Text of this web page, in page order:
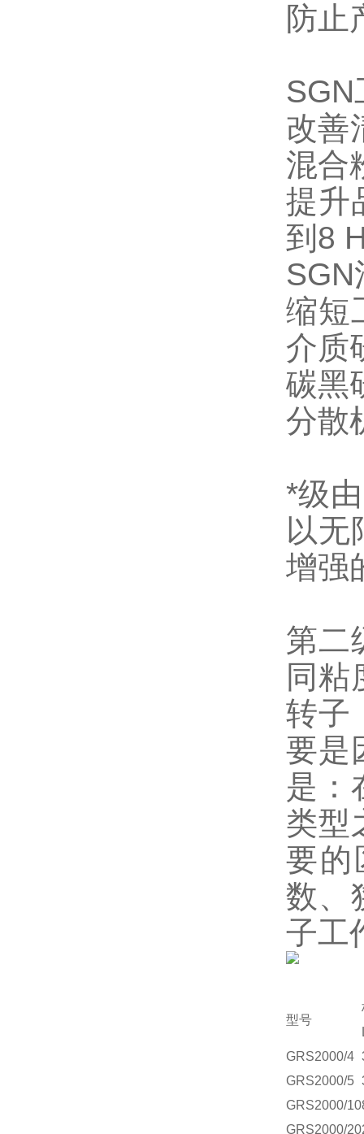
防止
SGN
改善
混合
提升
到8
SGN
缩短
介质
碳黑
分散
*级
以无
增强
第二
同粘
转子
要是
是：
类型
要的
数、
子工
型号
GRS2000/4
GRS2000/5
GRS2000/10
GRS2000/20